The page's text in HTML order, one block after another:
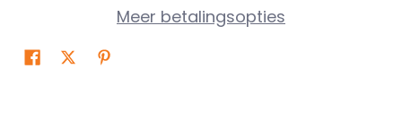
Meer betalingsopties